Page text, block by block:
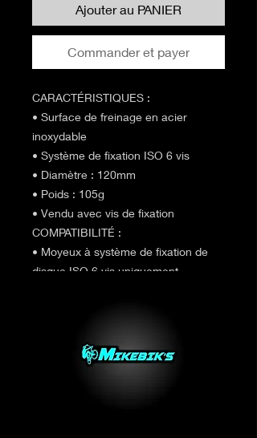
Ajouter au PANIER
Commander et payer
CARACTÉRISTIQUES :
• Surface de freinage en acier
inoxydable
• Système de fixation ISO 6 vis
• Diamètre : 120mm
• Poids : 105g
• Vendu avec vis de fixation
COMPATIBILITÉ :
• Moyeux à système de fixation de
disque ISO 6 vis uniquement